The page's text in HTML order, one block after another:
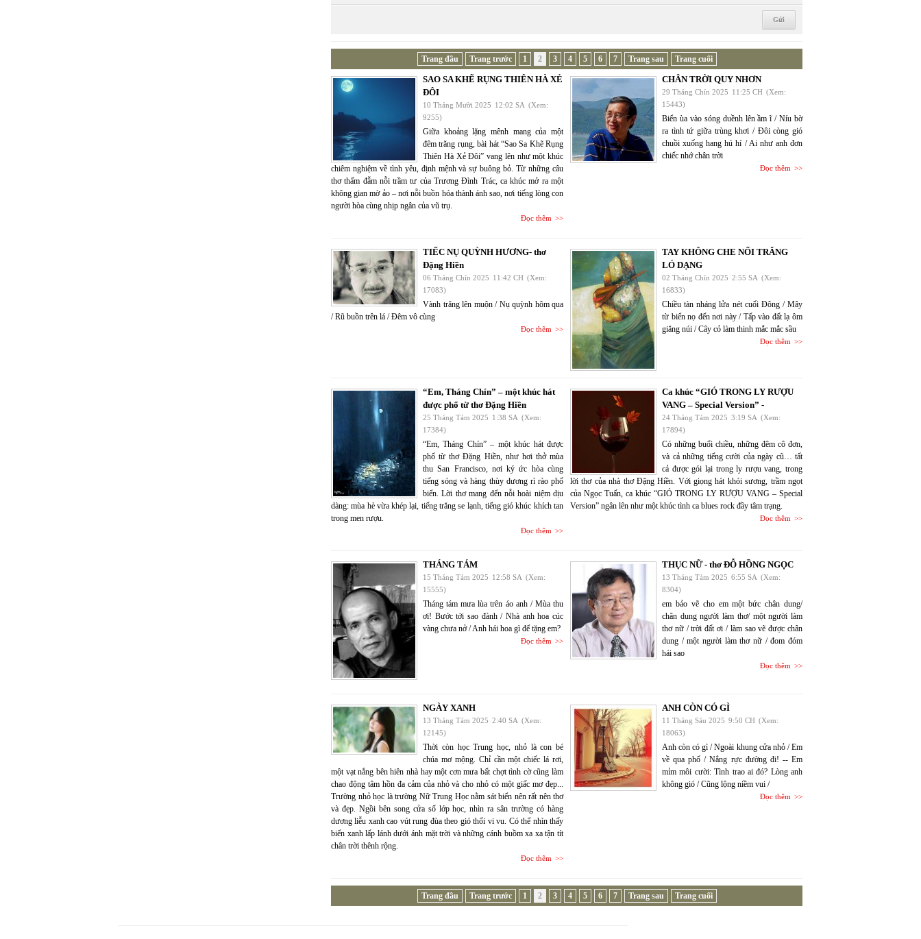
Trang đầu Trang trước 1 2 3 4 5 6 7 Trang sau Trang cuối
SAO SA KHẼ RỤNG THIÊN HÀ XẺ
ĐÔI
10 Tháng Mười 2025 12:02 SA (Xem:
9255)
Giữa khoảng lặng mênh mang của một
đêm trăng rụng, bài hát “Sao Sa Khẽ Rụng
Thiên Hà Xẻ Đôi” vang lên như một khúc
chiêm nghiệm về tình yêu, định mệnh và sự buông bỏ. Từ những câu
thơ thấm đẫm nỗi trầm tư của Trương Đình Trác, ca khúc mở ra một
không gian mờ ảo – nơi nỗi buồn hóa thành ánh sao, nơi tiếng lòng con
người hòa cùng nhịp ngân của vũ trụ.
Đọc thêm
CHÂN TRỜI QUY NHƠN
29 Tháng Chín 2025 11:25 CH (Xem:
15443)
Biển ùa vào sóng duềnh lên ầm ĩ / Níu bờ
ra tình tứ giữa trùng khơi / Đôi còng gió
chuồi xuống hang hú hí / Ai như anh đơn
chiếc nhớ chân trời
Đọc thêm
TIẾC NỤ QUỲNH HƯƠNG- thơ
Đặng Hiền
06 Tháng Chín 2025 11:42 CH (Xem:
17083)
Vành trăng lên muộn / Nụ quỳnh hôm qua
/ Rũ buồn trên lá / Đêm vô cùng
Đọc thêm
TAY KHÔNG CHE NỔI TRĂNG
LÓ DẠNG
02 Tháng Chín 2025 2:55 SA (Xem:
16833)
Chiều tàn nháng lửa nét cuối Đông / Mây
từ biển nọ đến nơi này / Tấp vào đất lạ ôm
giăng núi / Cây cỏ làm thinh mắc mắc sầu
Đọc thêm
“Em, Tháng Chín” – một khúc hát
được phổ từ thơ Đặng Hiền
25 Tháng Tám 2025 1:38 SA (Xem:
17384)
“Em, Tháng Chín” – một khúc hát được
phổ từ thơ Đặng Hiền, như hơi thở mùa
thu San Francisco, nơi ký ức hòa cùng
tiếng sóng và hàng thùy dương rì rào phố
biển. Lời thơ mang đến nỗi hoài niệm dịu
dàng: mùa hè vừa khép lại, tiếng trăng se lạnh, tiếng gió khúc khích tan
trong men rượu.
Đọc thêm
Ca khúc “GIÓ TRONG LY RƯỢU
VANG – Special Version” -
24 Tháng Tám 2025 3:19 SA (Xem:
17894)
Có những buổi chiều, những đêm cô đơn,
và cả những tiếng cười của ngày cũ… tất
cả được gói lại trong ly rượu vang, trong
lời thơ của nhà thơ Đặng Hiền. Với giọng hát khói sương, trầm ngọt
của Ngọc Tuấn, ca khúc “GIÓ TRONG LY RƯỢU VANG – Special
Version” ngân lên như một khúc tình ca blues rock đầy tâm trạng.
Đọc thêm
THÁNG TÁM
15 Tháng Tám 2025 12:58 SA (Xem:
15555)
Tháng tám mưa lùa trên áo anh / Mùa thu
ơi! Bước tới sao đành / Nhà anh hoa cúc
vàng chưa nở / Anh hái hoa gì để tặng em?
Đọc thêm
THỤC NỮ - thơ ĐỖ HỒNG NGỌC
13 Tháng Tám 2025 6:55 SA (Xem:
8304)
em bảo vẽ cho em một bức chân dung/
chân dung người làm thơ/ một người làm
thơ nữ / trời đất ơi / làm sao vẽ được chân
dung / một người làm thơ nữ / đom đóm
hái sao
Đọc thêm
NGÀY XANH
13 Tháng Tám 2025 2:40 SA (Xem:
12145)
Thời còn học Trung học, nhỏ là con bé
chúa mơ mộng. Chỉ cần một chiếc lá rơi,
một vạt nắng bên hiên nhà hay một cơn mưa bất chợt tình cờ cũng làm
chao động tâm hồn đa cảm của nhỏ và cho nhỏ có một giấc mơ đẹp...
Trường nhỏ học là trường Nữ Trung Học nằm sát biển nên rất nên thơ
và đẹp. Ngồi bên song cửa sổ lớp học, nhìn ra sân trường có hàng
dương liễu xanh cao vút rung đùa theo gió thổi vi vu. Có thể nhìn thấy
biển xanh lấp lánh dưới ánh mặt trời và những cánh buồm xa xa tận tít
chân trời thênh rộng.
Đọc thêm
ANH CÒN CÓ GÌ
11 Tháng Sáu 2025 9:50 CH (Xem:
18063)
Anh còn có gì / Ngoài khung cửa nhỏ / Em
về qua phố / Nắng rực đường đi! -- Em
mỉm môi cười: Tình trao ai đó? Lòng anh
không gió / Cũng lộng niềm vui /
Đọc thêm
Trang đầu Trang trước 1 2 3 4 5 6 7 Trang sau Trang cuối